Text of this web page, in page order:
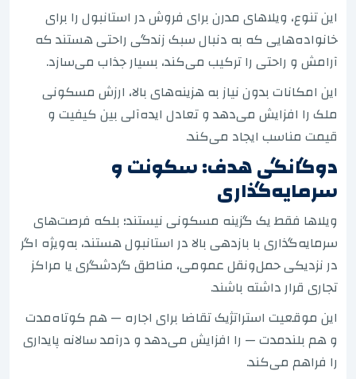
این تنوع، ویلاهای مدرن برای فروش در استانبول را برای
خانواده‌هایی که به دنبال سبک زندگی راحتی هستند که
آرامش و راحتی را ترکیب می‌کند، بسیار جذاب می‌سازد.
این امکانات بدون نیاز به هزینه‌های بالا، ارزش مسکونی
ملک را افزایش می‌دهد و تعادل ایده‌آلی بین کیفیت و
قیمت مناسب ایجاد می‌کند.
دوگانگی هدف: سکونت و
سرمایه‌گذاری
ویلاها فقط یک گزینه مسکونی نیستند؛ بلکه فرصت‌های
سرمایه‌گذاری با بازدهی بالا در استانبول هستند، به‌ویژه اگر
در نزدیکی حمل‌ونقل عمومی، مناطق گردشگری یا مراکز
تجاری قرار داشته باشند.
این موقعیت استراتژیک تقاضا برای اجاره — هم کوتاه‌مدت
و هم بلندمدت — را افزایش می‌دهد و درآمد سالانه پایداری
را فراهم می‌کند.